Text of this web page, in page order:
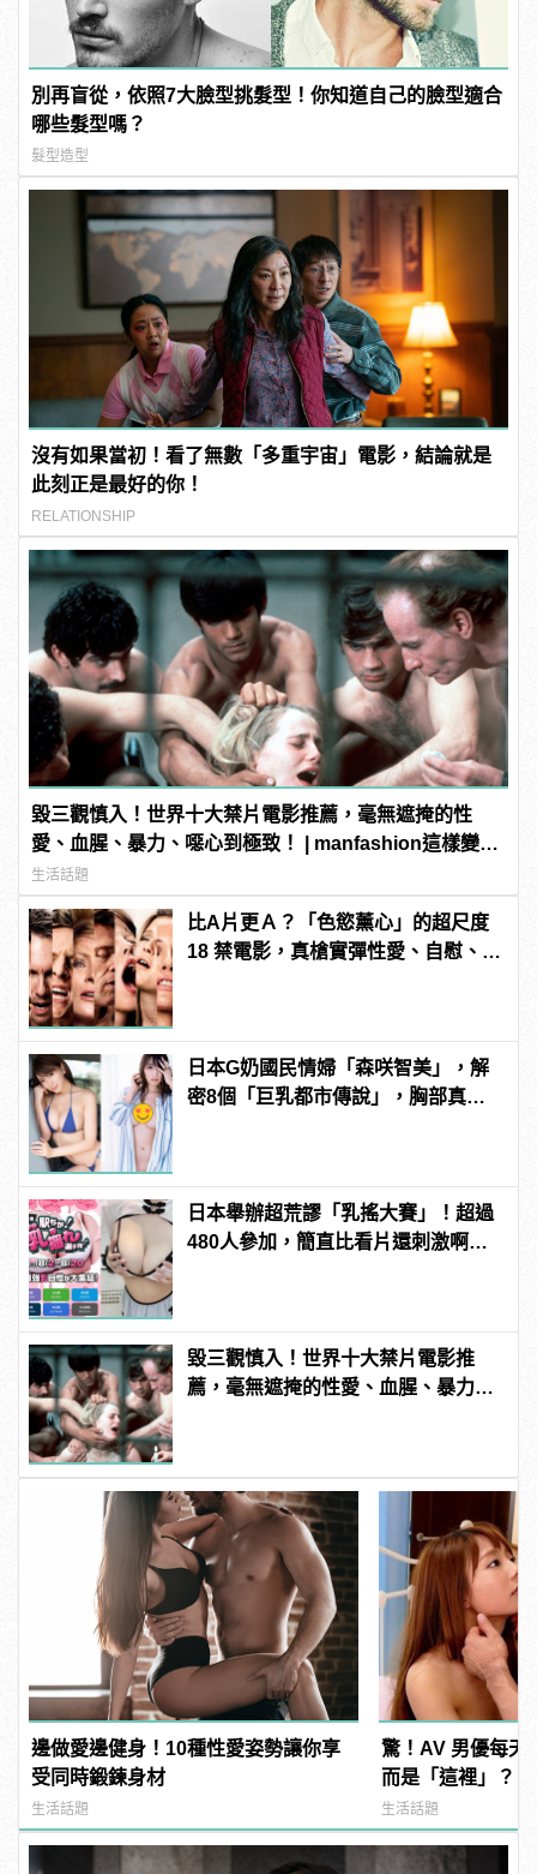
別再盲從，依照7大臉型挑髮型！你知道自己的臉型適合
哪些髮型嗎？
髮型造型
沒有如果當初！看了無數「多重宇宙」電影，結論就是
此刻正是最好的你！
RELATIONSHIP
毀三觀慎入！世界十大禁片電影推薦，毫無遮掩的性
愛、血腥、暴力、噁心到極致！ | manfashion這樣變型
男
生活話題
比A片更Ａ？「色慾薰心」的超尺度
18 禁電影，真槍實彈性愛、自慰、
日本G奶國民情婦「森咲智美」，解
密8個「巨乳都市傳說」，胸部真能
日本舉辦超荒謬「乳搖大賽」！超過
480人參加，簡直比看片還刺激啊！ |
毀三觀慎入！世界十大禁片電影推
薦，毫無遮掩的性愛、血腥、暴力、
邊做愛邊健身！10種性愛姿勢讓你享
受同時鍛鍊身材
生活話題
驚！AV 男優每天
而是「這裡」？ |
型男
生活話題